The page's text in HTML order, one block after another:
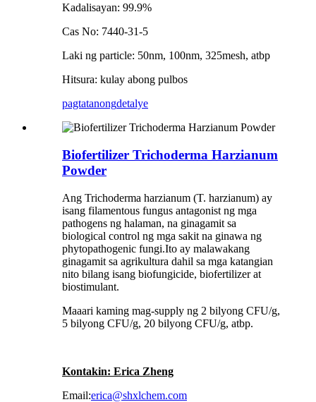
Kadalisayan: 99.9%
Cas No: 7440-31-5
Laki ng particle: 50nm, 100nm, 325mesh, atbp
Hitsura: kulay abong pulbos
pagtatanongdetalye
Biofertilizer Trichoderma Harzianum
Powder
Ang Trichoderma harzianum (T. harzianum) ay
isang filamentous fungus antagonist ng mga
pathogens ng halaman, na ginagamit sa
biological control ng mga sakit na ginawa ng
phytopathogenic fungi.Ito ay malawakang
ginagamit sa agrikultura dahil sa mga katangian
nito bilang isang biofungicide, biofertilizer at
biostimulant.
Maaari kaming mag-supply ng 2 bilyong CFU/g,
5 bilyong CFU/g, 20 bilyong CFU/g, atbp.
Kontakin: Erica Zheng
Email:erica@shxlchem.com